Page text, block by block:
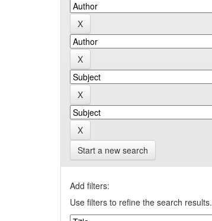
Start a new search
Add filters:
Use filters to refine the search results.